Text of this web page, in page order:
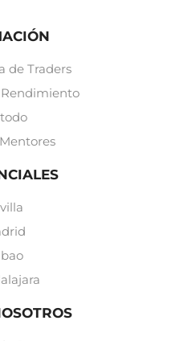
de Traders